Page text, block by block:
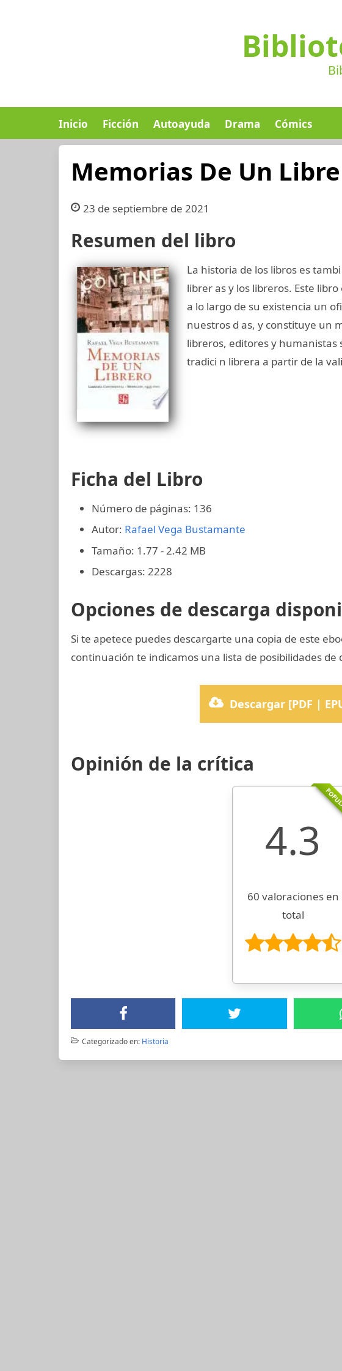
Inicio Ficción Autoayuda Drama Cómics
Memorias De Un
23 de septiembre de 2021
Resumen del libro
La historia de los libros es
librer as y los libreros. Este
a lo largo de su existencia un
nuestros d as, y constituye un
libreros, editores y
tradici n librera a partir de la
Ficha del Libro
Número de páginas: 136
Autor: Rafael Vega Bustamante
Tamaño: 1.77 - 2.42 MB
Descargas: 2228
Opciones de descarga
Si te apetece puedes descargarte una copia de este
continuación te indicamos una lista de posibilidades de
Descargar [PDF |
Opinión de la crítica
4.3
60 valoraciones en
total
Categorizado en: Historia